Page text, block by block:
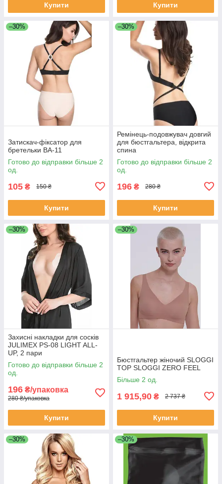
Купити Купити
–30%
Затискач-фіксатор для
бретельки BA-11
Готово до відправки більше 2
од.
105 ₴ 150 ₴
Купити
–30%
Ремінець-подовжувач довгий
для бюстгальтера, відкрита
спина
Готово до відправки більше 2
од.
196 ₴ 280 ₴
Купити
–30%
Захисні накладки для сосків
JULIMEX PS-08 LIGHT ALL-
UP, 2 пари
Готово до відправки більше 2
од.
196 ₴/упаковка
280 ₴/упаковка
Купити
–30%
Бюстгальтер жіночий SLOGGI
TOP SLOGGI ZERO FEEL
Більше 2 од.
1 915,90 ₴ 2 737 ₴
Купити
–30% –30%